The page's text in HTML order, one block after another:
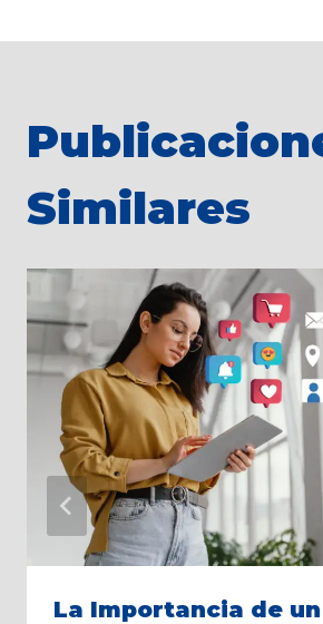
Similares
La Importancia de